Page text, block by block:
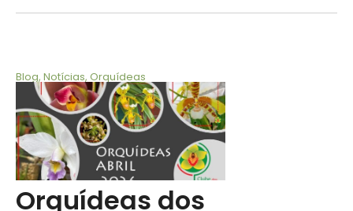
Blog, Notícias, Orquídeas
Orquídeas dos